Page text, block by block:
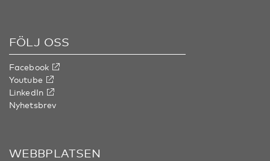
FÖLJ OSS
Facebook
Youtube
LinkedIn
Nyhetsbrev
WEBBPLATSEN